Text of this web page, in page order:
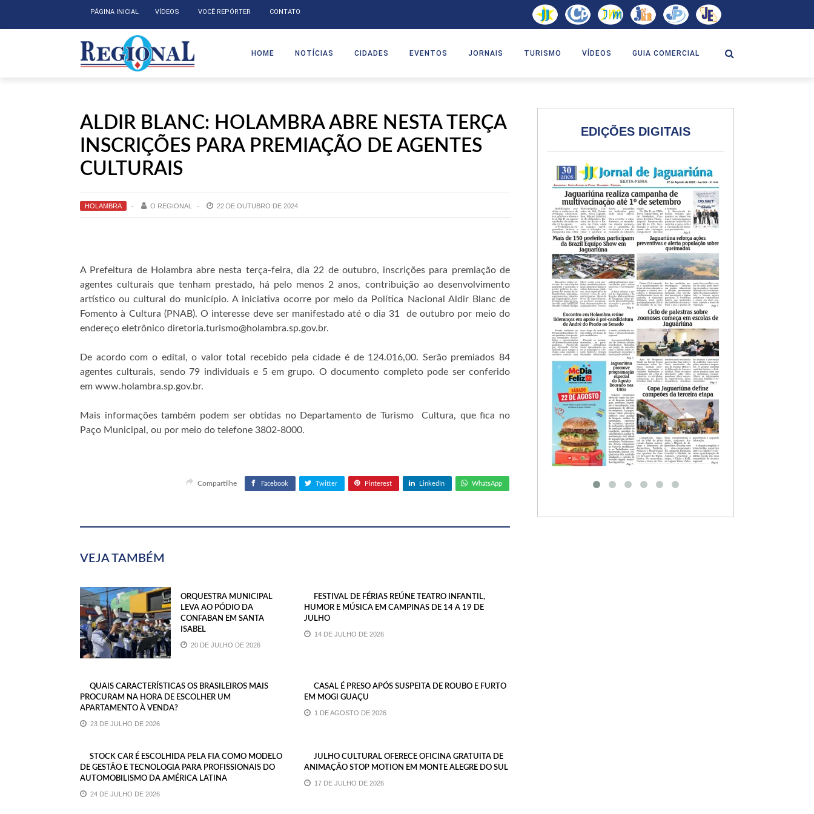
PÁGINA INICIAL VÍDEOS VOCÊ REPÓRTER CONTATO
HOME NOTÍCIAS CIDADES EVENTOS JORNAIS TURISMO VÍDEOS GUIA COMERCIAL
ALDIR BLANC: HOLAMBRA ABRE NESTA TERÇA
INSCRIÇÕES PARA PREMIAÇÃO DE AGENTES
CULTURAIS
HOLAMBRA O REGIONAL 22 DE OUTUBRO DE 2024
A Prefeitura de Holambra abre nesta terça-feira, dia 22 de outubro, inscrições para premiação de
agentes culturais que tenham prestado, há pelo menos 2 anos, contribuição ao desenvolvimento
artístico ou cultural do município. A iniciativa ocorre por meio da Política Nacional Aldir Blanc de
Fomento à Cultura (PNAB). O interesse deve ser manifestado até o dia 31 de outubro por meio do
endereço eletrônico diretoria.turismo@holambra.sp.gov.br.
De acordo com o edital, o valor total recebido pela cidade é de 124.016,00. Serão premiados 84
agentes culturais, sendo 79 individuais e 5 em grupo. O documento completo pode ser conferido
em www.holambra.sp.gov.br.
Mais informações também podem ser obtidas no Departamento de Turismo Cultura, que fica no
Paço Municipal, ou por meio do telefone 3802-8000.
Compartilhe Facebook Twitter Pinterest LinkedIn WhatsApp
VEJA TAMBÉM
ORQUESTRA MUNICIPAL
LEVA AO PÓDIO DA
CONFABAN EM SANTA
ISABEL
20 DE JULHO DE 2026
FESTIVAL DE FÉRIAS REÚNE TEATRO INFANTIL,
HUMOR E MÚSICA EM CAMPINAS DE 14 A 19 DE
JULHO
14 DE JULHO DE 2026
QUAIS CARACTERÍSTICAS OS BRASILEIROS MAIS
PROCURAM NA HORA DE ESCOLHER UM
APARTAMENTO À VENDA?
23 DE JULHO DE 2026
CASAL É PRESO APÓS SUSPEITA DE ROUBO E FURTO
EM MOGI GUAÇU
1 DE AGOSTO DE 2026
STOCK CAR É ESCOLHIDA PELA FIA COMO MODELO
DE GESTÃO E TECNOLOGIA PARA PROFISSIONAIS DO
AUTOMOBILISMO DA AMÉRICA LATINA
24 DE JULHO DE 2026
JULHO CULTURAL OFERECE OFICINA GRATUITA DE
ANIMAÇÃO STOP MOTION EM MONTE ALEGRE DO SUL
17 DE JULHO DE 2026
EDIÇÕES DIGITAIS